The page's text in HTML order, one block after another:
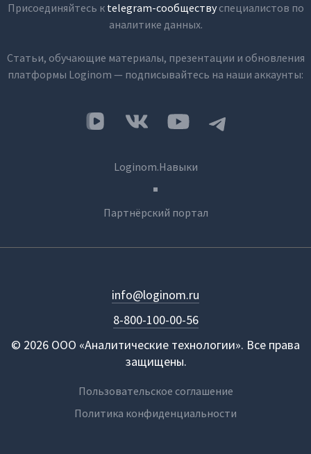
Присоединяйтесь к telegram-сообществуспециалистов по
аналитике данных.
Статьи, обучающие материалы, презентации и обновления
платформы Loginom — подписывайтесь на наши аккаунты:
Loginom.Навыки
Партнёрский портал
© 2026 ООО «Аналитические технологии». Все права
защищены.
8-800-100-00-56
info@loginom.ru
Пользовательское соглашение
Политика конфиденциальности